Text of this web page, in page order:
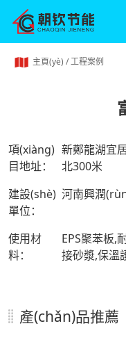
主頁(yè) /工程案例
項(xiàng)
目地址：
新鄭龍湖宜
北300米
建設(shè)
單位：
河南興潤
使用材
料：
EPS聚苯板,
接砂漿,保溫
產(chǎn)品推薦